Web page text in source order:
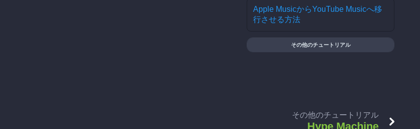
Apple MusicからYouTube Musicへ移
行させる方法
その他のチュートリアル
その他のチュートリアル
Hype Machine